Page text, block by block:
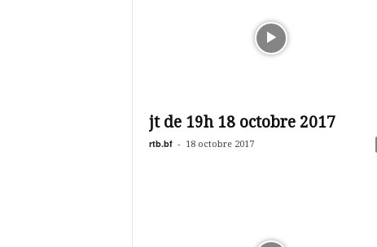
jt de 19h 18 octobre 2017
rtb.bf - 18 octobre 2017